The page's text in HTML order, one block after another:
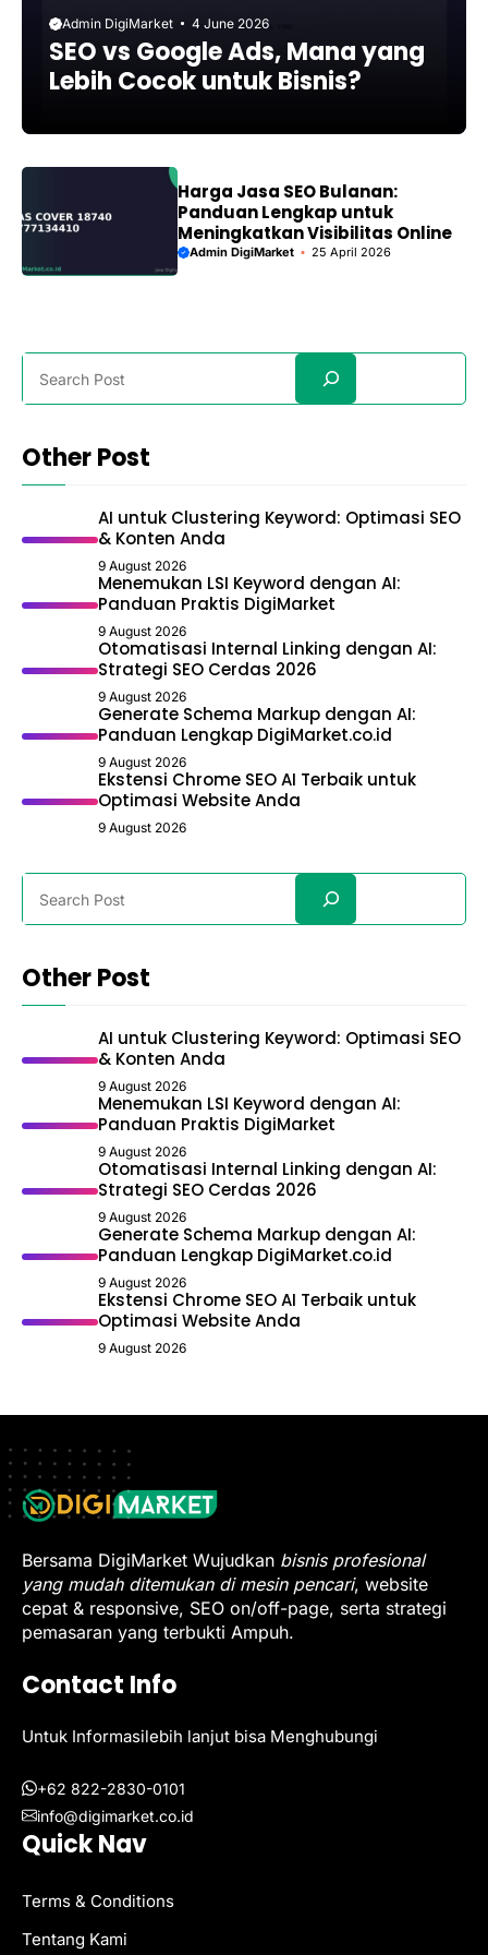
Admin DigiMarket 4 June 2026
SEO vs Google Ads, Mana yang
Lebih Cocok untuk Bisnis?
Harga Jasa SEO Bulanan:
Panduan Lengkap untuk
Meningkatkan Visibilitas Online
Admin DigiMarket 25 April 2026
Other Post
AI untuk Clustering Keyword: Optimasi SEO
& Konten Anda
9 August 2026
Menemukan LSI Keyword dengan AI:
Panduan Praktis DigiMarket
9 August 2026
Otomatisasi Internal Linking dengan AI:
Strategi SEO Cerdas 2026
9 August 2026
Generate Schema Markup dengan AI:
Panduan Lengkap DigiMarket.co.id
9 August 2026
Ekstensi Chrome SEO AI Terbaik untuk
Optimasi Website Anda
9 August 2026
Other Post
AI untuk Clustering Keyword: Optimasi SEO
& Konten Anda
9 August 2026
Menemukan LSI Keyword dengan AI:
Panduan Praktis DigiMarket
9 August 2026
Otomatisasi Internal Linking dengan AI:
Strategi SEO Cerdas 2026
9 August 2026
Generate Schema Markup dengan AI:
Panduan Lengkap DigiMarket.co.id
9 August 2026
Ekstensi Chrome SEO AI Terbaik untuk
Optimasi Website Anda
9 August 2026
Bersama DigiMarket Wujudkan bisnis profesional
yang mudah ditemukan di mesin pencari, website
cepat & responsive, SEO on/off-page, serta strategi
pemasaran yang terbukti Ampuh.
Contact Info
Untuk Informasilebih lanjut bisa Menghubungi
+62 822-2830-0101
info@digimarket.co.id
Quick Nav
Terms & Conditions
Tentang Kami